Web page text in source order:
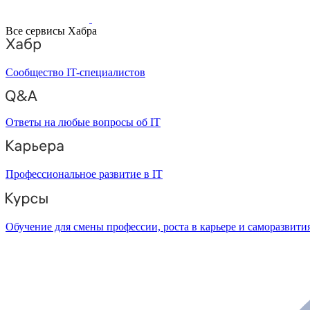
Все сервисы Хабра
Сообщество IT-специалистов
Ответы на любые вопросы об IT
Профессиональное развитие в IT
Обучение для смены профессии, роста в карьере и